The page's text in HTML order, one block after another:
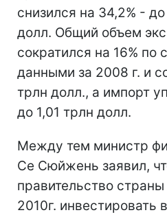
снизился на 34,2% -
долл. Общий объем
сократился на 16% по
данными за 2008 г. и
трлн долл., а импорт
до 1,01 трлн долл.
Между тем министр
Се Сюйжень заявил,
правительство
2010г. инвестировать